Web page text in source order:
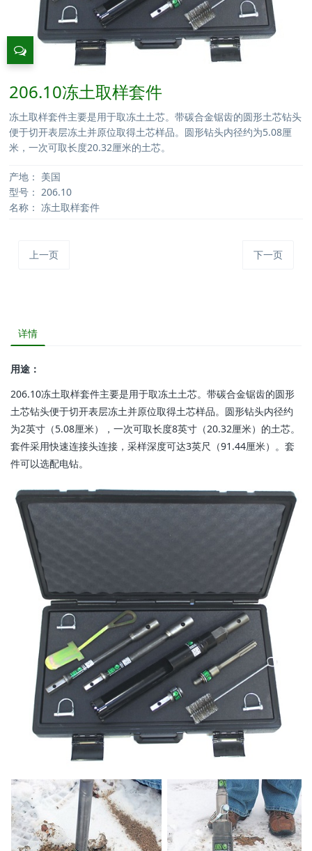
206.10冻土取样套件
冻土取样套件主要是用于取冻土土芯。带碳合金锯齿的圆形土芯钻头
便于切开表层冻土并原位取得土芯样品。圆形钻头内径约为5.08厘
米，一次可取长度20.32厘米的土芯。
产地： 美国
型号： 206.10
名称： 冻土取样套件
上一页 下一页
详情
用途：
206.10冻土取样套件主要是用于取冻土土芯。带碳合金锯齿的圆形
土芯钻头便于切开表层冻土并原位取得土芯样品。圆形钻头内径约
为2英寸（5.08厘米），一次可取长度8英寸（20.32厘米）的土芯。
套件采用快速连接头连接，采样深度可达3英尺（91.44厘米）。套
件可以选配电钻。